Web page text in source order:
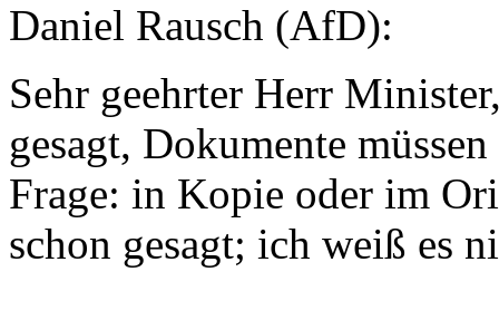
Daniel Rausch (AfD):
Sehr geehrter Herr
gesagt, Dokumente
Frage: in Kopie oder im
schon gesagt; ich weiß es